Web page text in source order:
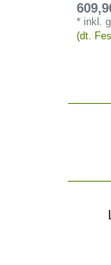
* inkl.
(dt.